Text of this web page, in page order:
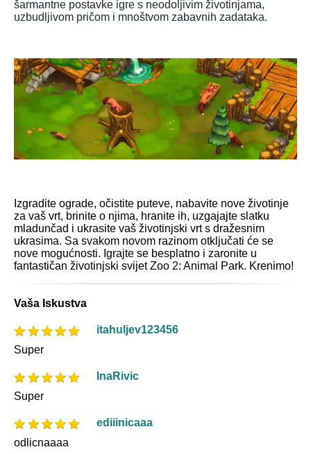
šarmantne postavke igre s neodoljivim životinjama,
uzbudljivom pričom i mnoštvom zabavnih zadataka.
Izgradite ograde, očistite puteve, nabavite nove životinje
za vaš vrt, brinite o njima, hranite ih, uzgajajte slatku
mladunčad i ukrasite vaš životinjski vrt s dražesnim
ukrasima. Sa svakom novom razinom otključati će se
nove mogućnosti. Igrajte se besplatno i zaronite u
fantastičan životinjski svijet Zoo 2: Animal Park. Krenimo!
Vaša Iskustva
itahuljev123456
Super
InaRivic
Super
ediiinicaaa
odlicnaaaa